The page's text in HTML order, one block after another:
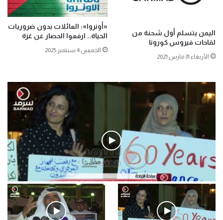
اليمن يتسلم أول شحنة من
لقاحات فيروس كورونا
الأربعاء 31 مارس 2021
«أونروا»: العائلات بدون ضروريات
الحياة.. ارفعوا الحصار عن غزة
الخميس 4 سبتمبر 2025
فيديو
.وقفة احتجاجية رمزية لـ”#البدون” في ساحة الإرادة 4-5-2019.